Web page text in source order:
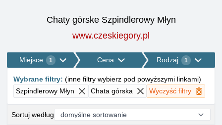
Chaty górske Szpindlerowy Młyn
www.czeskiegory.pl
Miejsce 1 Cena Rodzaj 1
Wybrane filtry: (inne filtry wybierz pod powyższymi linkami)
Szpindlerowy Młyn
Chata górska Wyczyść filtry
Sortuj według